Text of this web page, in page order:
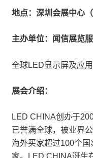
地点：深圳会展中心
主办单位：闻信展览
全球LED显示屏及应
展会介绍：
LED CHINA创办于
已誉满全球，被业界
海外买家超过100个
家。LED CHINA诞生